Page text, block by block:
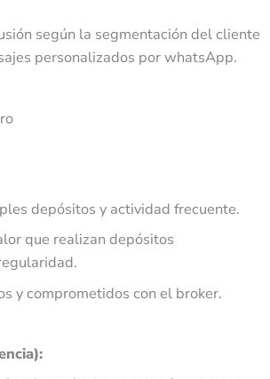
según la segmentación del cliente
personalizados por whatsApp.
depósitos y actividad frecuente.
que realizan depósitos
y comprometidos con el broker.